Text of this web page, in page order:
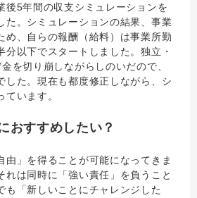
後5年間の収支シミュレーションを
た。シミュレーションの結果、事業
め、自らの報酬（給料）は事業所勤
分以下でスタートしました。独立・
を切り崩しながらしのいだので、
した。現在も都度修正しながら、シ
ています。
すすめしたい？
」を得ることが可能になってきま
れは同時に「強い責任」を負うこと
も「新しいことにチャレンジした